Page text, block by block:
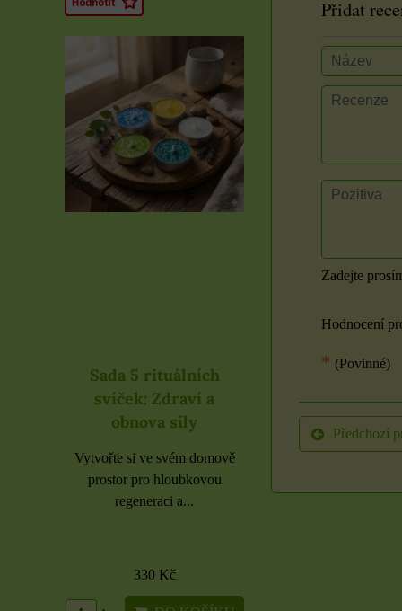
Přidat
Zadejte
Hodnocení
* (Povinné)
Předchozí
Rituál Zdraví a
obnova síly
Cítíte se vyčerpaní, bez
energie nebo potřebujete
podpořit své tělo...
1500 Kč
Samolepky černé
písmena
Etikety pro
školu i kancelář 6